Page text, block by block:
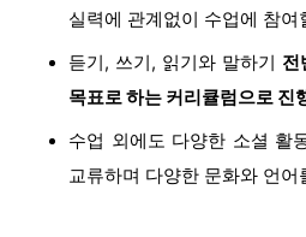
실력에 관계없이 수업에 참여
듣기, 쓰기, 읽기와 말하기 전
목표로 하는 커리큘럼으로 진
수업 외에도 다양한 소셜 활
교류하며 다양한 문화와 언